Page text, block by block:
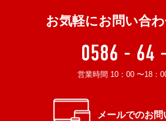
お気軽にお問い合わ
0586 - 64
営業時間 10：00 〜18：
メールでのお